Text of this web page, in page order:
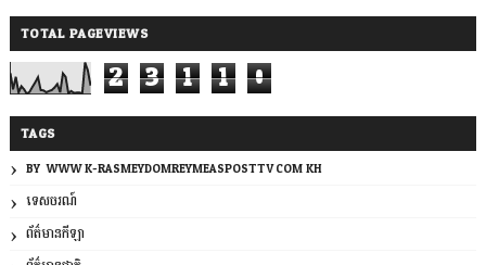
TOTAL PAGEVIEWS
2 3 1 1 0
TAGS
BY: WWW.K-RASMEYDOMREYMEASPOSTTV.COM.KH
ទេសចរណ៍
ព័ត៌មានកីឡា